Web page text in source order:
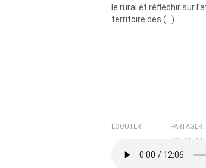
le rural et réfléchir sur
territoire des (…)
ÉCOUTER PARTAGER